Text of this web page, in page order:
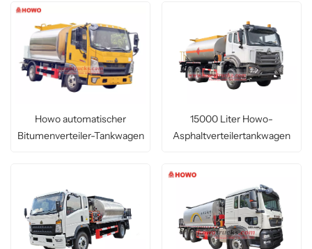
Howo automatischer
Bitumenverteiler-Tankwagen
15000 Liter Howo-
Asphaltverteilertankwagen